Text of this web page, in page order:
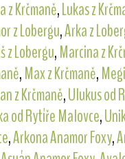
z Krčmaně,Lukas z
z Lobergu,Arka z
z Lobergu,Marcina z
,Max z Krčmaně,
z Krčmaně,Ulukus od
od Rytíře Malovce,
,Arkona Anamor Foxy,